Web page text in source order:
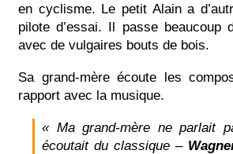
en cyclisme. Le petit Alain a
pilote d’essai. Il passe
avec de vulgaires bouts de bois.
Sa grand-mère écoute les
rapport avec la musique.
« Ma grand-mère ne parlait
écoutait du classique –